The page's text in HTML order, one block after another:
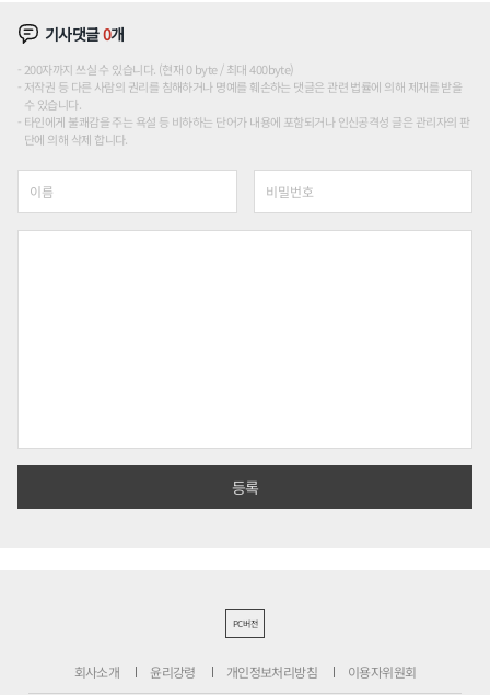
기사댓글0개
200자까지 쓰실 수 있습니다. (현재 0 byte / 최대 400byte)
저작권 등 다른 사람의 권리를 침해하거나 명예를 훼손하는 댓글은 관련 법률에 의해 제재를 받을
수 있습니다.
타인에게 불쾌감을 주는 욕설 등 비하하는 단어가 내용에 포함되거나 인신공격성 글은 관리자의 판
단에 의해 삭제 합니다.
PC버전
회사소개 윤리강령 개인정보처리방침 이용자위원회